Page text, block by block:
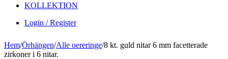
KOLLEKTION
Login / Register
Hem/Örhängen/Alle oereringe/8 kt. guld nitar 6 mm facetterade
zirkoner i 6 nitar.